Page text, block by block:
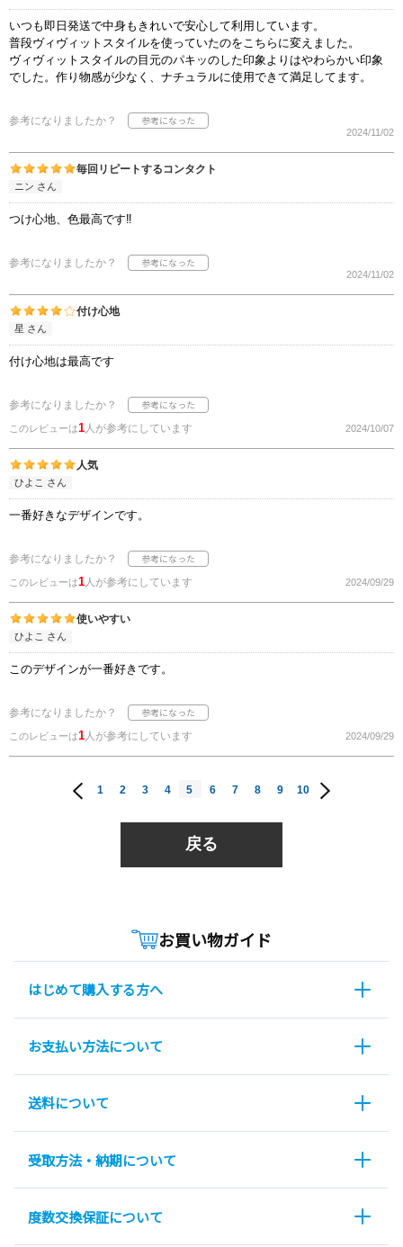
いつも即日発送で中身もきれいで安心して利用しています。
普段ヴィヴィットスタイルを使っていたのをこちらに変えました。
ヴィヴィットスタイルの目元のパキッのした印象よりはやわらかい印象
でした。作り物感が少なく、ナチュラルに使用できて満足してます。
参考になりましたか？
2024/11/02
毎回リピートするコンタクト
ニン さん
つけ心地、色最高です‼️
参考になりましたか？
2024/11/02
付け心地
星 さん
付け心地は最高です
参考になりましたか？
このレビューは1人が参考にしています 2024/10/07
人気
ひよこ さん
一番好きなデザインです。
参考になりましたか？
このレビューは1人が参考にしています 2024/09/29
使いやすい
ひよこ さん
このデザインが一番好きです。
参考になりましたか？
このレビューは1人が参考にしています 2024/09/29
1 2 3 4 5 6 7 8 9 10
戻る
お買い物ガイド
はじめて購入する方へ
お支払い方法について
送料について
受取方法・納期について
度数交換保証について